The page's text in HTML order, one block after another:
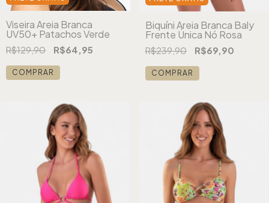
Viseira Areia Branca
UV50+ Patachos Verde
R$129,90 R$64,95
COMPRAR
Biquíni Areia Branca Baly
Frente Única Nó Rosa
R$239,90 R$69,90
COMPRAR